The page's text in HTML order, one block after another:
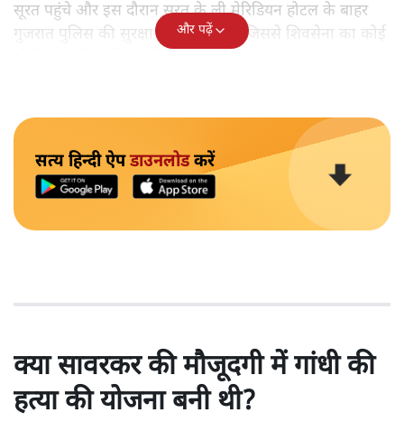
सूरत पहुंचे और इस दौरान सूरत के ली मेरिडियन होटल के बाहर
गुजरात पुलिस की सुरक्षा भी बढ़ा दी गई जिससे शिवसेना का कोई
और पढ़ें
सत्य हिन्दी ऐपडाउनलोडकरें
क्या सावरकर की मौजूदगी में गांधी की
हत्या की योजना बनी थी?